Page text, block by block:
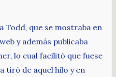
Todd, que se mostraba en
y además publicaba
lo cual facilitó que fuese
tiró de aquel hilo y en